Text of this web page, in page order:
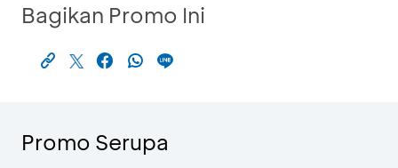
Bagikan Promo Ini
Promo Serupa